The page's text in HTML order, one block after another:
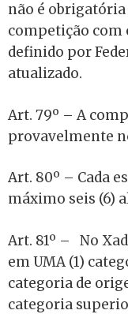
não é
competição com
definido por
atualizado.
Art. 79º – A
provavelmente
Art. 80º – Cada
máximo seis (6)
Art. 81º – No
em UMA (1)
categoria de
categoria